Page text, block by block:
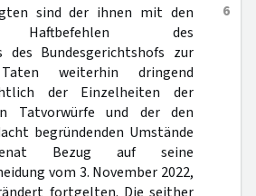
6
sind der ihnen mit den
Haftbefehlen des
des Bundesgerichtshofs zur
weiterhin dringend
der Einzelheiten der
Tatvorwürfe und der den
begründenden Umstände
Bezug auf seine
vom 3. November 2022,